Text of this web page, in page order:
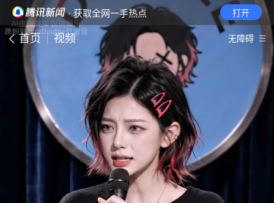
· 获取全网一手热点 打开
首页 视频 无障碍